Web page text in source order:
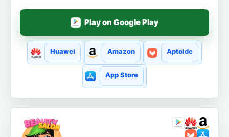
Play on Google Play
Huawei Amazon Aptoide
App Store